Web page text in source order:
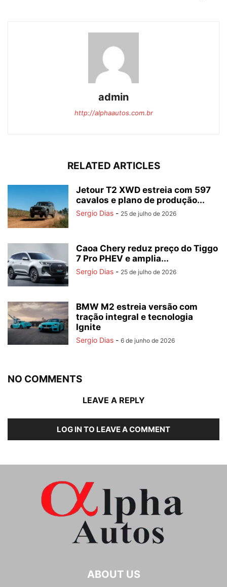
admin
http://alphaautos.com.br
RELATED ARTICLES
Jetour T2 XWD estreia com 597
cavalos e plano de produção...
Sergio Dias - 25 de julho de 2026
Caoa Chery reduz preço do Tiggo
7 Pro PHEV e amplia...
Sergio Dias - 25 de julho de 2026
BMW M2 estreia versão com
tração integral e tecnologia
Ignite
Sergio Dias - 6 de junho de 2026
NO COMMENTS
LEAVE A REPLY
LOG IN TO LEAVE A COMMENT
ABOUT US